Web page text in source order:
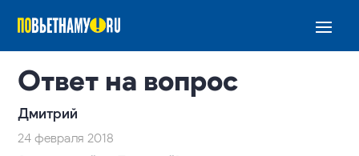
Ответ на вопрос
Дмитрий
24 февраля 2018